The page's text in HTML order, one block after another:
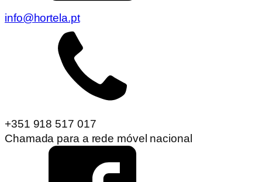
info@hortela.pt
+351 918 517 017
Chamada para a rede móvel nacional